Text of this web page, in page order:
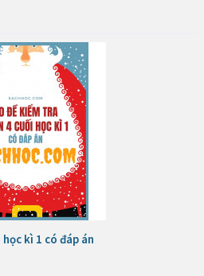
kì 1 có đáp án